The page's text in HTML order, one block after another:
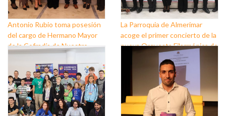
Antonio Rubio toma posesión
del cargo de Hermano Mayor
de la Cofradía de Nuestro
Padre Jesús Nazareno y
Nuestra Señora de los Dolores
de Balerma
La Parroquia de Almerimar
acoge el primer concierto de la
nueva Orquesta Filarmónica de